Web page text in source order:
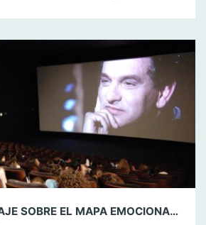
por la concejal delegada de
EL LARGOMETRAJE SOBRE EL MAPA EMOCIONAL DE CARLOS CANO MUESTRA LA DEFENSA DE LA CULTURA ANDALUZA A UN CENTENAR DE JÓVENES BARREÑOS